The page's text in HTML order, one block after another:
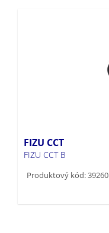
FIZU CCT
FIZU CCT B
Produktový kód: 39260